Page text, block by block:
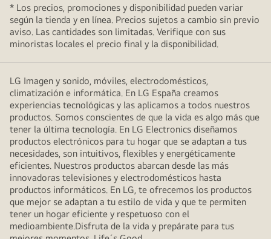
* Los precios, promociones y disponibilidad pueden variar
según la tienda y en línea. Precios sujetos a cambio sin previo
aviso. Las cantidades son limitadas. Verifique con sus
minoristas locales el precio final y la disponibilidad.
LG Imagen y sonido, móviles, electrodomésticos,
climatización e informática. En LG España creamos
experiencias tecnológicas y las aplicamos a todos nuestros
productos. Somos conscientes de que la vida es algo más que
tener la última tecnología. En LG Electronics diseñamos
productos electrónicos para tu hogar que se adaptan a tus
necesidades, son intuitivos, flexibles y energéticamente
eficientes. Nuestros productos abarcan desde las más
innovadoras televisiones y electrodomésticos hasta
productos informáticos. En LG, te ofrecemos los productos
que mejor se adaptan a tu estilo de vida y que te permiten
tener un hogar eficiente y respetuoso con el
medioambiente.Disfruta de la vida y prepárate para tus